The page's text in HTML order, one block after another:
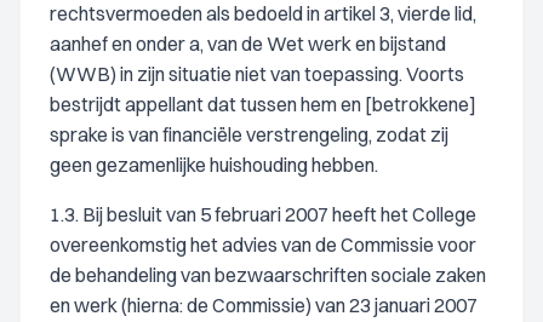
rechtsvermoeden als bedoeld in artikel 3, vierde lid,
aanhef en onder a, van de Wet werk en bijstand
(WWB) in zijn situatie niet van toepassing. Voorts
bestrijdt appellant dat tussen hem en [betrokkene]
sprake is van financiële verstrengeling, zodat zij
geen gezamenlijke huishouding hebben.
1.3. Bij besluit van 5 februari 2007 heeft het College
overeenkomstig het advies van de Commissie voor
de behandeling van bezwaarschriften sociale zaken
en werk (hierna: de Commissie) van 23 januari 2007